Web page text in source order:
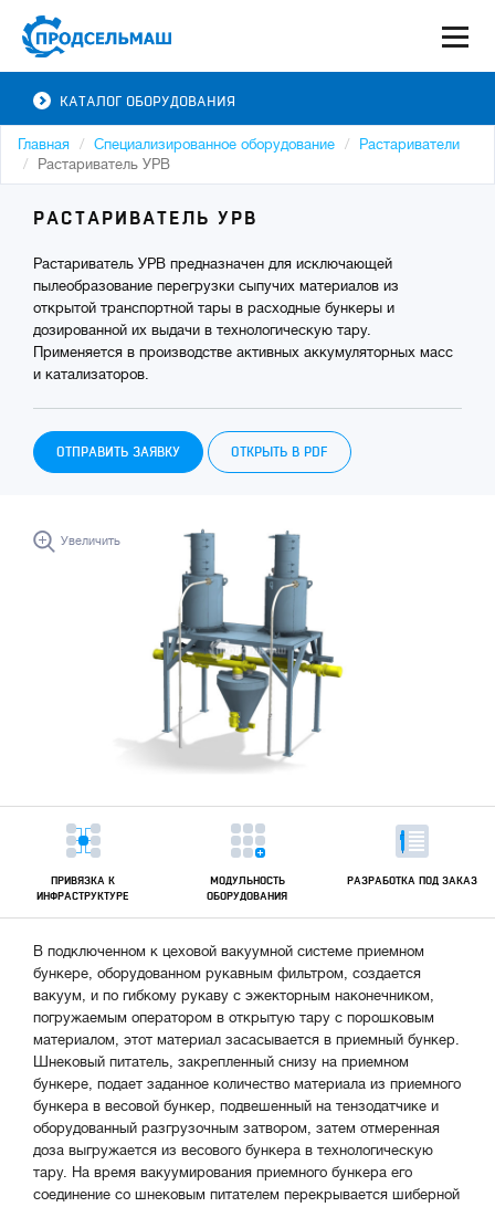
КАТАЛОГ ОБОРУДОВАНИЯ
Главная Специализированное оборудование
Растариватели
Растариватель УРВ
РАСТАРИВАТЕЛЬ УРВ
Растариватель УРВ предназначен для исключающей
пылеобразование перегрузки сыпучих материалов из
открытой транспортной тары в расходные бункеры и
дозированной их выдачи в технологическую тару.
Применяется в производстве активных аккумуляторных масс
и катализаторов.
ОТПРАВИТЬ ЗАЯВКУ ОТКРЫТЬ В PDF
Увеличить
ПРИВЯЗКА К
ИНФРАСТРУКТУРЕ
МОДУЛЬНОСТЬ
ОБОРУДОВАНИЯ
РАЗРАБОТКА ПОД ЗАКАЗ
В подключенном к цеховой вакуумной системе приемном
бункере, оборудованном рукавным фильтром, создается
вакуум, и по гибкому рукаву с эжекторным наконечником,
погружаемым оператором в открытую тару с порошковым
материалом, этот материал засасывается в приемный бункер.
Шнековый питатель, закрепленный снизу на приемном
бункере, подает заданное количество материала из приемного
бункера в весовой бункер, подвешенный на тензодатчике и
оборудованный разгрузочным затвором, затем отмеренная
доза выгружается из весового бункера в технологическую
тару. На время вакуумирования приемного бункера его
соединение со шнековым питателем перекрывается шиберной